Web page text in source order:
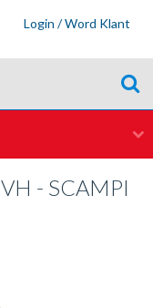
Login / Word Klant
VH - SCAMPI